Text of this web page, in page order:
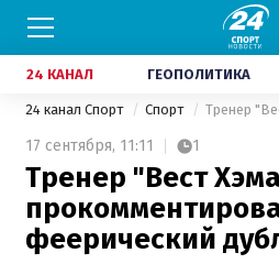
24 КАНАЛ ГЕОПОЛИТИКА
24 канал Спорт Спорт
17 сентября, 11:11 1
Тренер "Вест
феерический